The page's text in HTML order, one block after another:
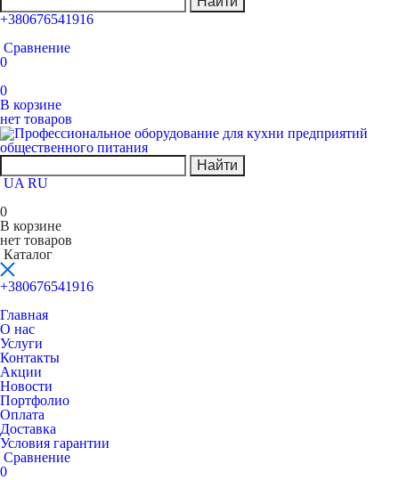
+380676541916
Сравнение
0
0
В корзине
нет товаров
Найти
UA RU
0
В корзине
нет товаров
Каталог
+380676541916
Главная
О нас
Услуги
Контакты
Акции
Новости
Портфолио
Оплата
Доставка
Условия гарантии
Сравнение
0